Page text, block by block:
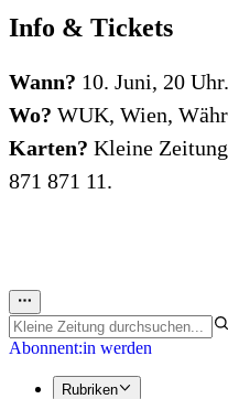
Info & Tickets
Wann? 10. Juni, 20 Uhr.
Wo? WUK, Wien,
Karten? Kleine
871 871 11.
Abonnent:in werden
Rubriken